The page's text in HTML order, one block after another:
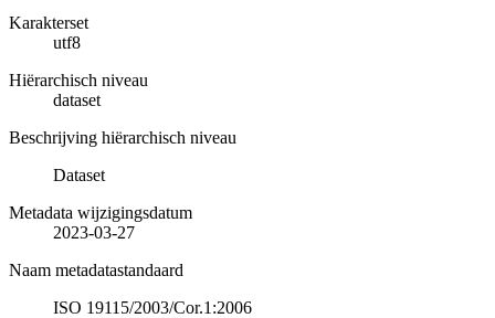
Karakterset
utf8
Hiërarchisch niveau
dataset
Beschrijving hiërarchisch niveau
Dataset
Metadata wijzigingsdatum
2023-03-27
Naam metadatastandaard
ISO 19115/2003/Cor.1:2006